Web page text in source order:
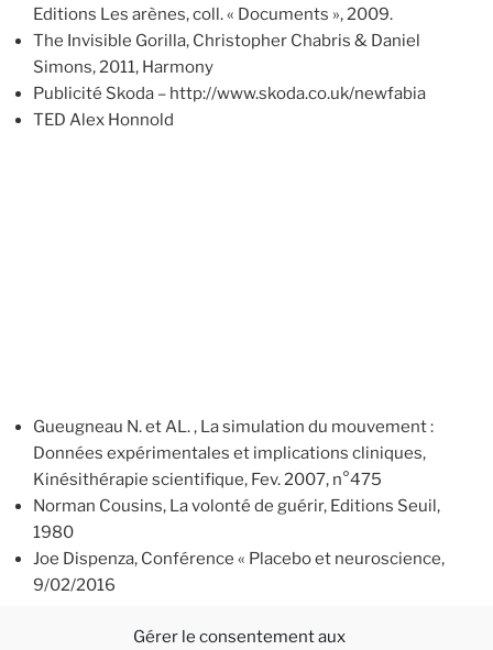
Gérer le consentement aux
Editions Les arènes, coll. « Documents », 2009.
The Invisible Gorilla, Christopher Chabris & Daniel
Simons, 2011, Harmony
Publicité Skoda – http://www.skoda.co.uk/newfabia
TED Alex Honnold
Gueugneau N. et AL. , La simulation du mouvement :
Données expérimentales et implications cliniques,
Kinésithérapie scientifique, Fev. 2007, n°475
Norman Cousins, La volonté de guérir, Editions Seuil,
1980
Joe Dispenza, Conférence « Placebo et neuroscience,
9/02/2016
M E P